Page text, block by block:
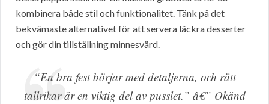
kombinera både stil och funktionalitet. Tänk på det
bekvämaste alternativet för att servera läckra desserter
och gör din tillställning minnesvärd.
“En bra fest börjar med detaljerna, och rätt
tallrikar är en viktig del av pusslet.” â€” Okänd